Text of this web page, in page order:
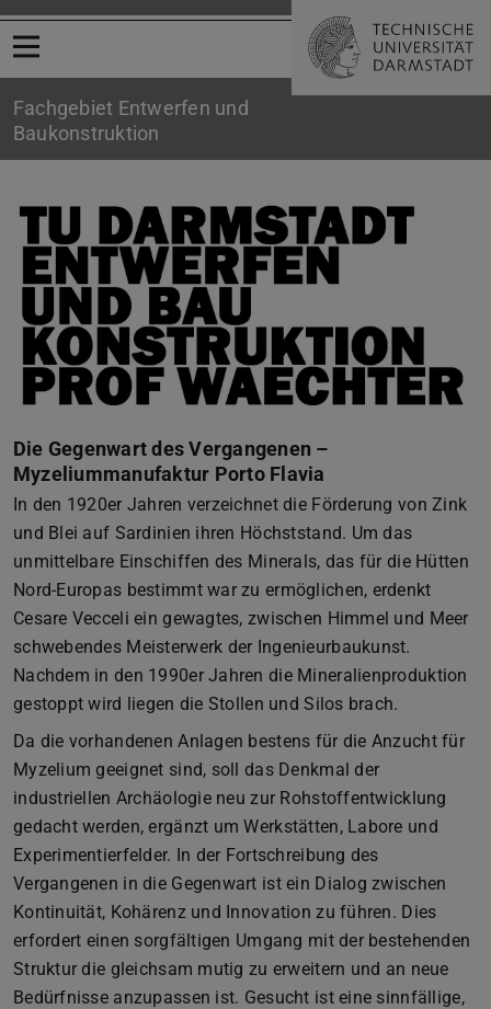
Menü öffnen
Fachgebiet Entwerfen und
Baukonstruktion
Die Gegenwart des Vergangenen –
Myzeliummanufaktur Porto Flavia
In den 1920er Jahren verzeichnet die Förderung von Zink
und Blei auf Sardinien ihren Höchststand. Um das
unmittelbare Einschiffen des Minerals, das für die Hütten
Nord-Europas bestimmt war zu ermöglichen, erdenkt
Cesare Vecceli ein gewagtes, zwischen Himmel und Meer
schwebendes Meisterwerk der Ingenieurbaukunst.
Nachdem in den 1990er Jahren die Mineralienproduktion
gestoppt wird liegen die Stollen und Silos brach.
Da die vorhandenen Anlagen bestens für die Anzucht für
Myzelium geeignet sind, soll das Denkmal der
industriellen Archäologie neu zur Rohstoffentwicklung
gedacht werden, ergänzt um Werkstätten, Labore und
Experimentierfelder. In der Fortschreibung des
Vergangenen in die Gegenwart ist ein Dialog zwischen
Kontinuität, Kohärenz und Innovation zu führen. Dies
erfordert einen sorgfältigen Umgang mit der bestehenden
Struktur die gleichsam mutig zu erweitern und an neue
Bedürfnisse anzupassen ist. Gesucht ist eine sinnfällige,